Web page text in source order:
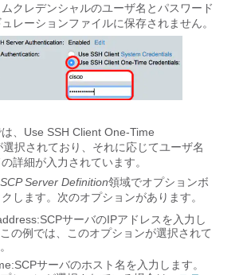
クレデンシャルのユーザ名とパスワード
レーションファイルに保存されません。
、Use SSH Client One-Time
択されており、それに応じてユーザ名
詳細が入力されています。
SCP Server Definition領域でオプションボ
します。次のオプションがあります。
:SCPサーバのIPアドレスを入力し
の例では、このオプションが選択されて
:SCPサーバのホスト名を入力します。